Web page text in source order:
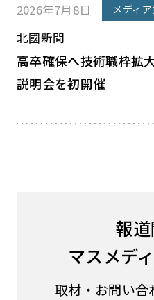
2026年7月8日 メディ
北國新聞
高卒確保へ技術職枠
説明会を初開催
報
マスメデ
取材・お問い合